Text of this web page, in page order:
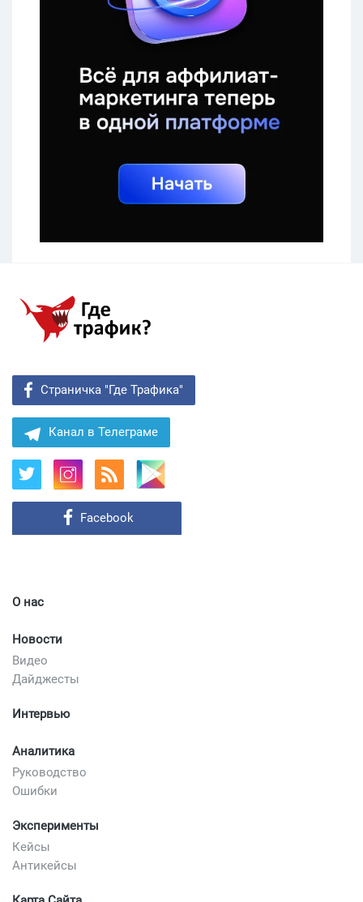
Страничка "Где Трафика"
Канал в Телеграме
О нас
Новости
Видео
Дайджесты
Интервью
Аналитика
Руководство
Ошибки
Эксперименты
Кейсы
Антикейсы
Facebook